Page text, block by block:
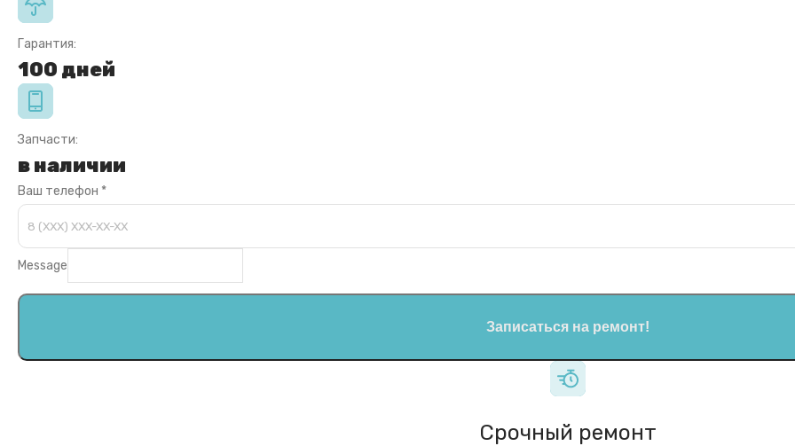
Гарантия:
100 дней
Запчасти:
в наличии
Ваш телефон *
Message
Записаться на ремонт!
Срочный ремонт